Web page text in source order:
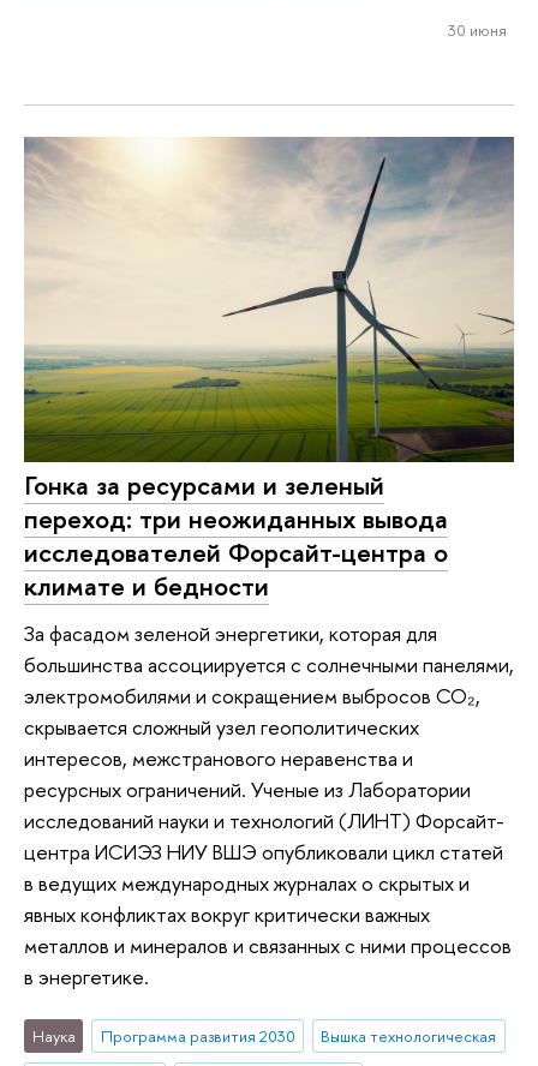
30 июня
Гонка за ресурсами и зеленый
переход: три неожиданных вывода
исследователей Форсайт-центра о
климате и бедности
За фасадом зеленой энергетики, которая для
большинства ассоциируется с солнечными панелями,
электромобилями и сокращением выбросов СО₂,
скрывается сложный узел геополитических
интересов, межстранового неравенства и
ресурсных ограничений. Ученые из Лаборатории
исследований науки и технологий (ЛИНТ) Форсайт-
центра ИСИЭЗ НИУ ВШЭ опубликовали цикл статей
в ведущих международных журналах о скрытых и
явных конфликтах вокруг критически важных
металлов и минералов и связанных с ними процессов
в энергетике.
Наука Программа развития 2030
Вышка технологическая